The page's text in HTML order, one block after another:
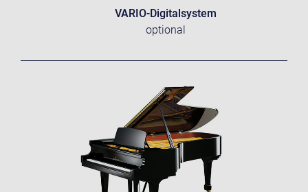
VARIO-Digitalsystem
optional